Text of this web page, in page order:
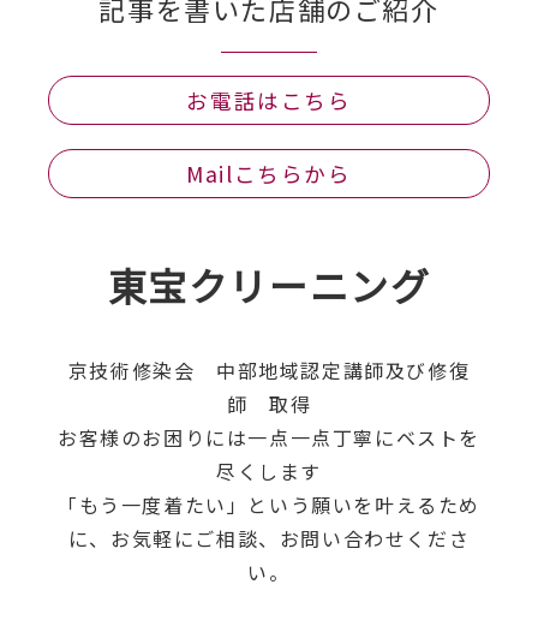
記事を書いた店舗のご紹介
お電話はこちら
Mailこちらから
東宝クリーニング
京技術修染会 中部地域認定講師及び修復
師 取得
お客様のお困りには一点一点丁寧にベストを
尽くします
「もう一度着たい」という願いを叶えるため
に、お気軽にご相談、お問い合わせくださ
い。